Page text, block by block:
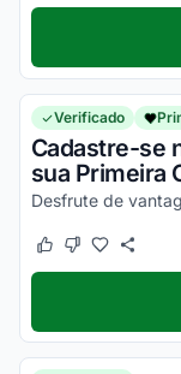
Verificado
Cadastre-se
sua Primeira
Este cupom
Este cupom